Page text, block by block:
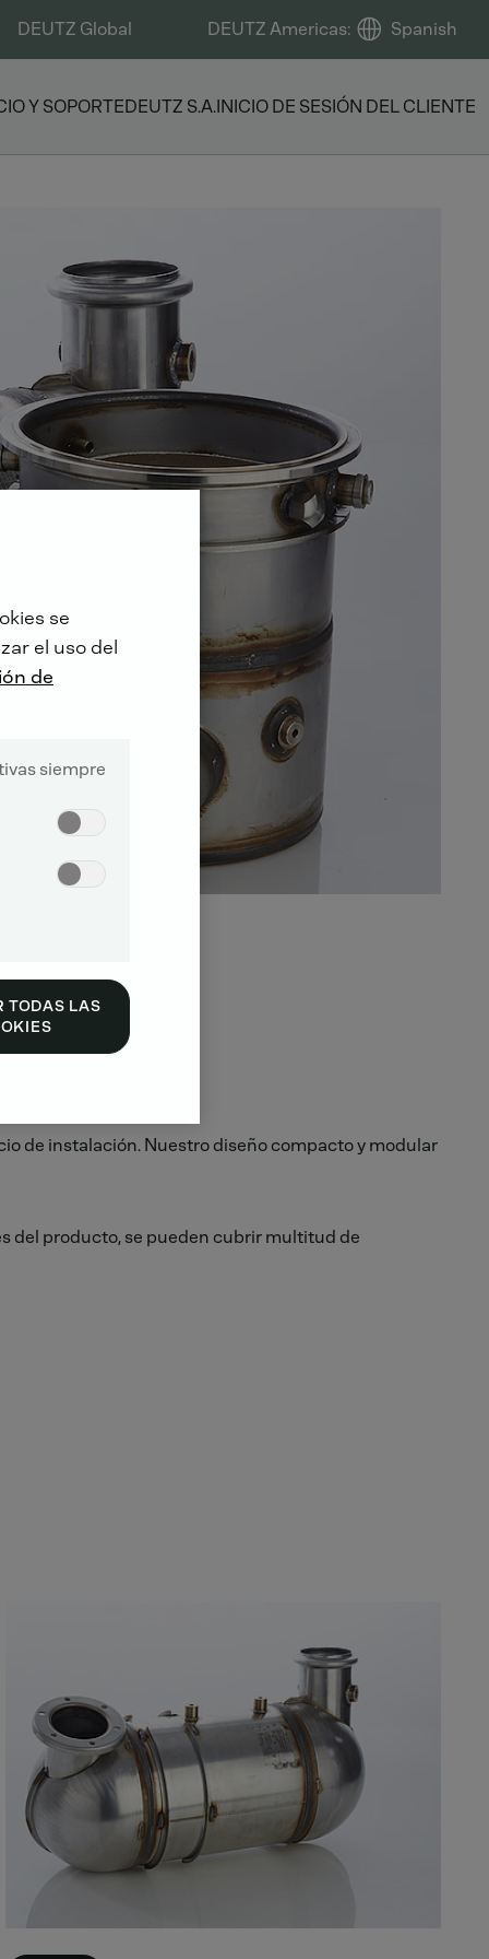
DEUTZ Global DEUTZ Americas: Spanish
Y SOPORTEDEUTZ S.A.INICIO DE SESIÓN DEL CLIENTE
de instalación. Nuestro diseño compacto y modular
del producto, se pueden cubrir multitud de
se
el uso del
de
siempre
TODAS LAS